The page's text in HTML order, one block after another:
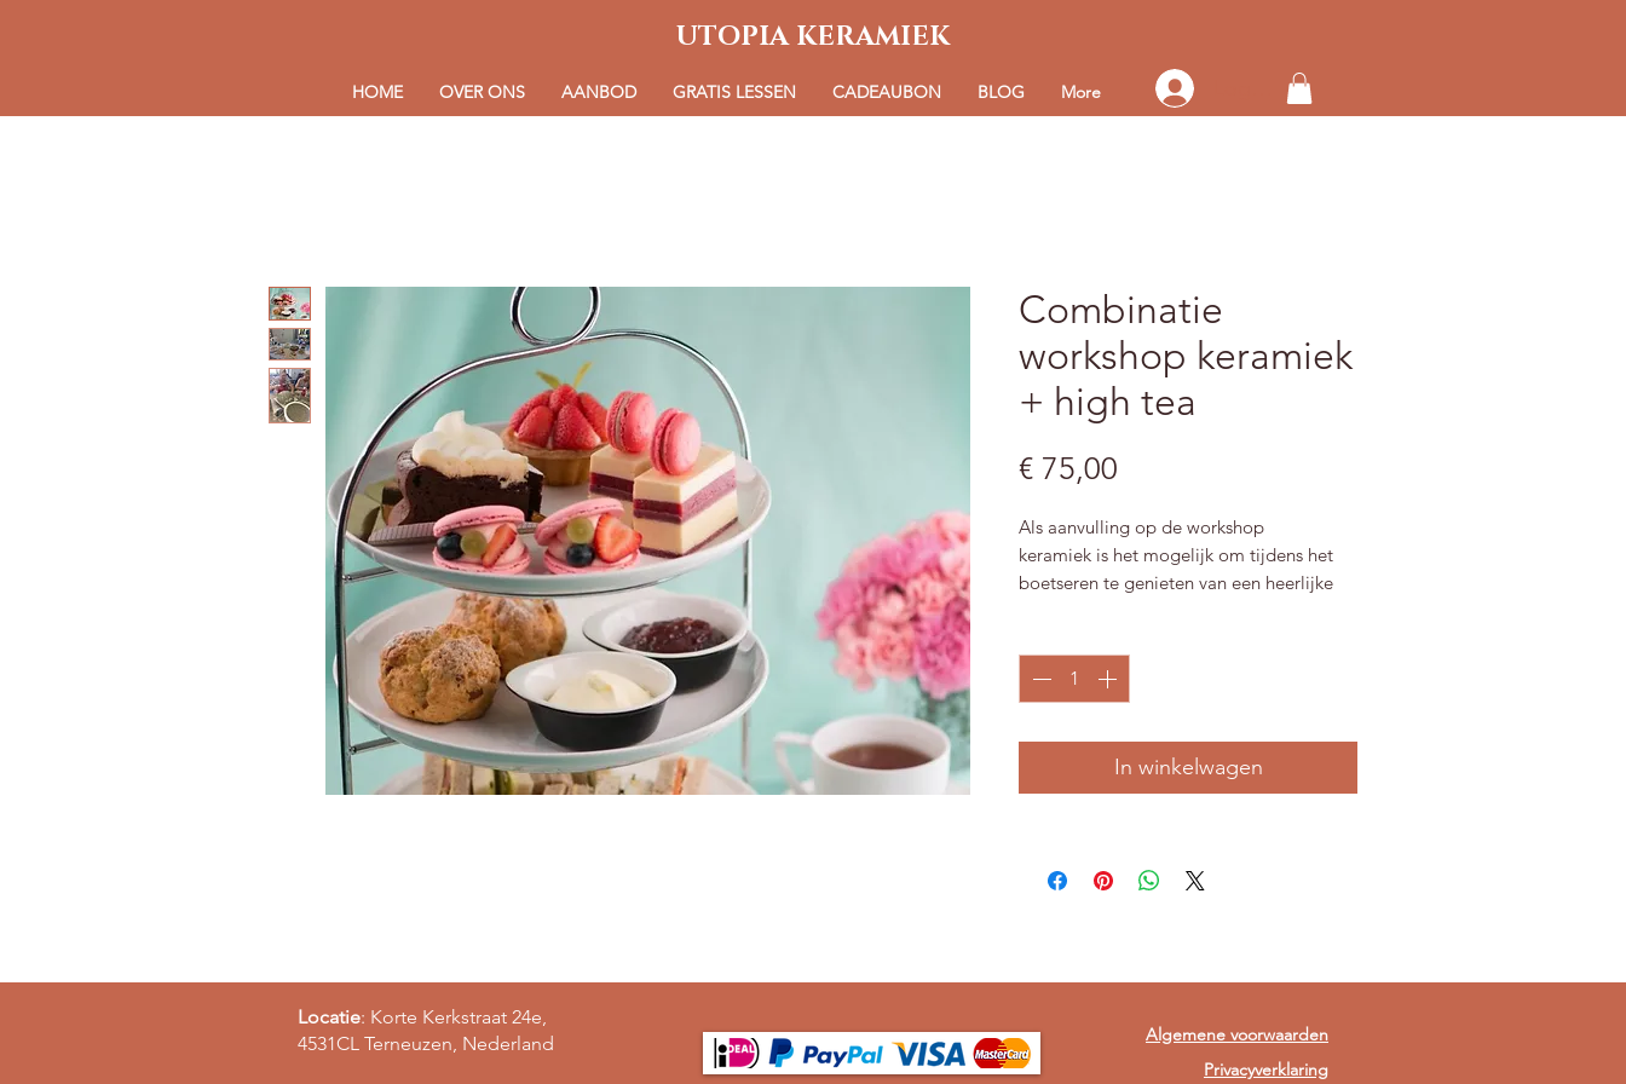
UTOPIA KERAMIEK
HOME OVER ONS AANBOD GRATIS LESSEN CADEAUBON BLOG More Log in op je account
Combinatie
workshop keramiek
+ high tea
€ 75,00
Als aanvulling op de workshop
keramiek is het mogelijk om tijdens het
boetseren te genieten van een heerlijke
Bij de aankomst voor de workshop starten
we de High tea met diverse zoetigheden
half uur begint de workshop keramiek.
sandwiches samen met wat warme hapjes.
te smullen van de high tea.
In winkelwagen
Locatie: Korte Kerkstraat 24e,
4531CL Terneuzen, Nederland
Algemene voorwaarden
Privacyverklaring